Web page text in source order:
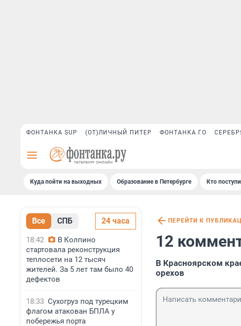
ФОНТАНКА SUP (ОТ)ЛИЧНЫЙ ПИТЕР ФОНТАНКА ГО
Куда пойти на выходных Образование в Петербурге Кто
Все СПБ 24 часа
18:42
В Колпино
стартовала реконструкция
теплосети на 12 тысяч
жителей. За 5 лет там было 40
дефектов
18:33 Сухогруз под турецким
флагом атакован БПЛА у
побережья порта
ПЕРЕЙТИ К
12
В Красноярском
орехов